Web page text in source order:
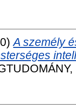
A személy